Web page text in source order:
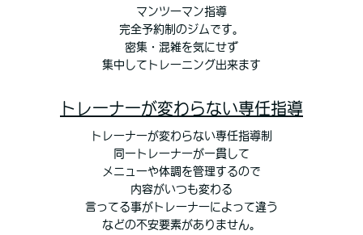
マンツーマン指導
完全予約制のジムです。
密集・混雑を気にせず
集中してトレーニング出来ます
トレーナーが変わらない専任指導
トレーナーが変わらない専任指導制
同一トレーナーが一貫して
メニューや体調を管理するので
内容がいつも変わる
言ってる事がトレーナーによって違う
などの不安要素がありません。